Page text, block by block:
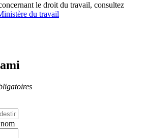
le droit du travail, consultez
du travail